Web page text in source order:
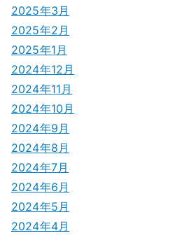
2025年3月
2025年2月
2025年1月
2024年12月
2024年11月
2024年10月
2024年9月
2024年8月
2024年7月
2024年6月
2024年5月
2024年4月